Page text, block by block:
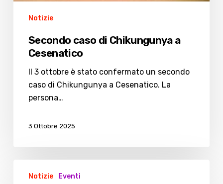
Notizie
Secondo caso di Chikungunya a
Cesenatico
Il 3 ottobre è stato confermato un secondo
caso di Chikungunya a Cesenatico. La
persona…
3 Ottobre 2025
teatroNotizie Eventi